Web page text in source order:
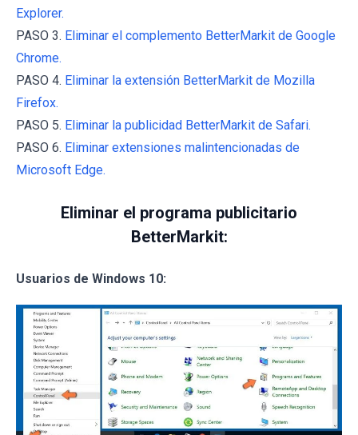
Explorer.
PASO 3. Eliminar el complemento BetterMarkit de Google
Chrome.
PASO 4. Eliminar la extensión BetterMarkit de Mozilla
Firefox.
PASO 5. Eliminar la publicidad BetterMarkit de Safari.
PASO 6. Eliminar extensiones malintencionadas de
Microsoft Edge.
Eliminar el programa publicitario
BetterMarkit:
Usuarios de Windows 10: